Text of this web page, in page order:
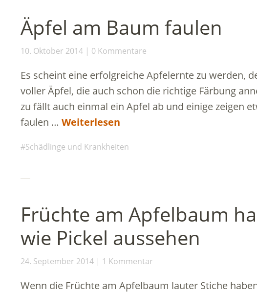
Äpfel am Baum faulen
10. Oktober 2014 0 Kommentare
Es scheint eine erfolgreiche Apfelernte zu werden,
voller Äpfel, die auch schon die richtige Färbung
zu fällt auch einmal ein Apfel ab und einige zeigen
faulen … Weiterlesen
Schädlinge und Krankheiten
Früchte am Apfelbaum
wie Pickel aussehen
24. September 2014 1 Kommentar
Wenn die Früchte am Apfelbaum lauter Stiche